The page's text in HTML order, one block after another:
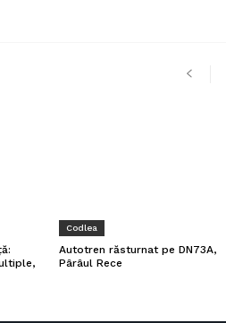
Codlea
Autotren răsturnat pe DN73A,
Pârâul Rece